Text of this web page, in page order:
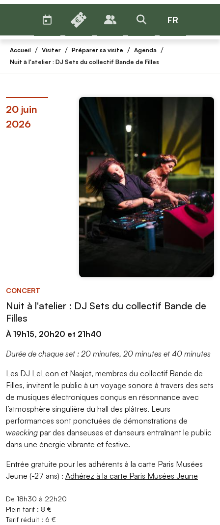
BILLETTERIE
PUBLICS >RECHERCHER
FR
Accueil / Visiter / Préparer sa visite / Agenda /
Nuit à l'atelier : DJ Sets du collectif Bande de Filles
20 juin
2026
CONCERT
Nuit à l'atelier : DJ Sets du collectif Bande de
Filles
À 19h15, 20h20 et 21h40
Durée de chaque set : 20 minutes, 20 minutes et 40 minutes
Les DJ LeLeon et Naajet, membres du collectif Bande de
Filles, invitent le public à un voyage sonore à travers des sets
de musiques électroniques conçus en résonnance avec
l’atmosphère singulière du hall des plâtres. Leurs
performances sont ponctuées de démonstrations de
waacking par des danseuses et danseurs entraînant le public
dans une énergie vibrante et festive.
Entrée gratuite pour les adhérents à la carte Paris Musées
Jeune (-27 ans) : Adhérez à la carte Paris Musées Jeune
De 18h30 à 22h20
Plein tarif : 8 €
Tarif réduit : 6 €